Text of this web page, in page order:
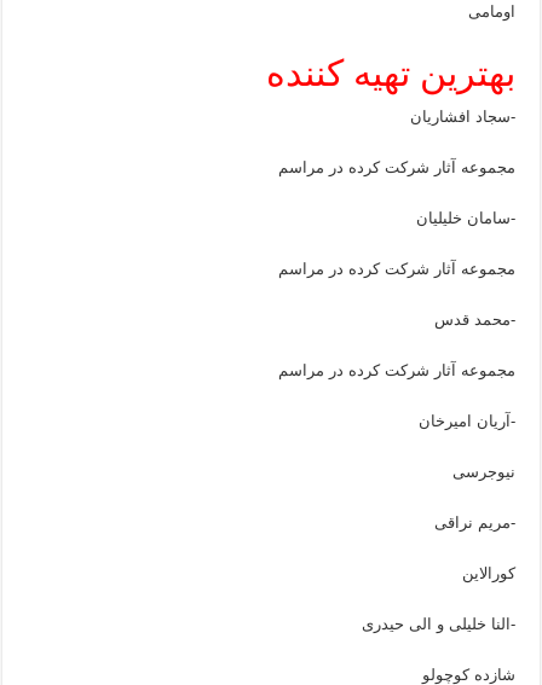
اومامی
بهترین تهیه کننده
-سجاد افشاریان
مجموعه آثار شرکت کرده در مراسم
-سامان خلیلیان
مجموعه آثار شرکت کرده در مراسم
-محمد قدس
مجموعه آثار شرکت کرده در مراسم
-آریان امیرخان
نیوجرسی
-مریم نراقی
کورالاین
-النا خلیلی و الی حیدری
شازده کوچولو